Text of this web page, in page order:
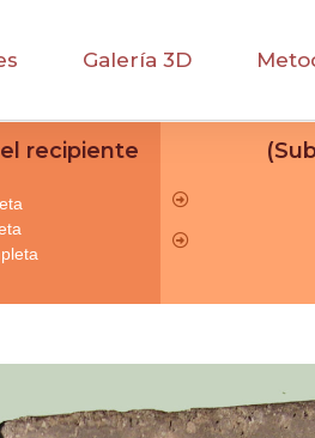
Galería 3D
recipiente